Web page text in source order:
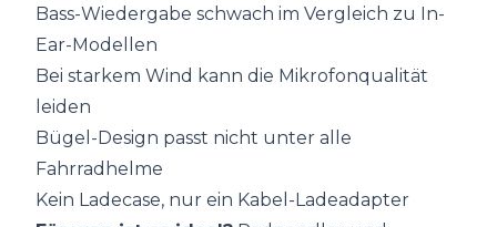
Bass-Wiedergabe schwach im Vergleich zu In-
Ear-Modellen
Bei starkem Wind kann die Mikrofonqualität
leiden
Bügel-Design passt nicht unter alle
Fahrradhelme
Kein Ladecase, nur ein Kabel-Ladeadapter